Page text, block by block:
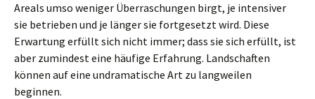
Areals umso weniger Überraschungen birgt, je intensiver
sie betrieben und je länger sie fortgesetzt wird. Diese
Erwartung erfüllt sich nicht immer; dass sie sich erfüllt, ist
aber zumindest eine häufige Erfahrung. Landschaften
können auf eine undramatische Art zu langweilen
beginnen.